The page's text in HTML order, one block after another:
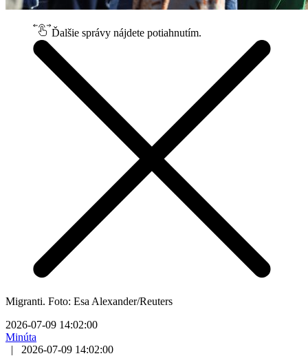
Ďalšie správy nájdete potiahnutím.
Migranti. Foto: Esa Alexander/Reuters
2026-07-09 14:02:00
Minúta
|
2026-07-09 14:02:00